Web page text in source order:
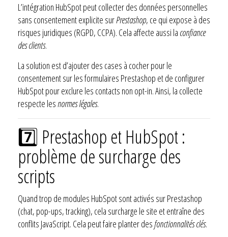
L’intégration HubSpot peut collecter des données personnelles
sans consentement explicite surPrestashop, ce qui expose à des
risques juridiques (RGPD, CCPA). Cela affecte aussi la confiance
des clients.
La solution est d’ajouter des cases à cocher pour le
consentement sur les formulaires Prestashop et de configurer
HubSpot pour exclure les contacts non opt-in. Ainsi, la collecte
respecte les normes légales.
7️⃣ Prestashop et HubSpot :
problème de surcharge des
scripts
Quand trop de modules HubSpot sont activés sur Prestashop
(chat, pop-ups, tracking), cela surcharge le site et entraîne des
conflits JavaScript. Cela peut faire planter desfonctionnalités clés.